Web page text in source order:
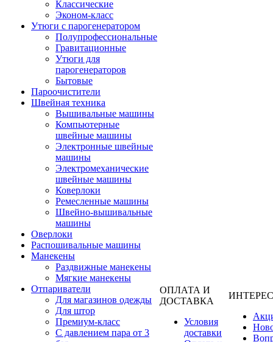
Классические
Эконом-класс
Утюги с парогенератором
Полупрофессиональные
Гравитационные
Утюги для
парогенераторов
Бытовые
Пароочистители
Швейная техника
Вышивальные машины
Компьютерные
швейные машины
Электронные швейные
машины
Электромеханические
швейные машины
Коверлоки
Ремесленные машины
Швейно-вышивальные
машины
Оверлоки
Распошивальные машины
Манекены
Раздвижные манекены
Мягкие манекены
Отпариватели
Для магазинов одежды
Для штор
Премиум-класс
С давлением пара от 3
ОПЛАТА И
ДОСТАВКА
Условия
доставки